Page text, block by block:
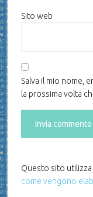
Sito web
Salva il mio nome,
la prossima volta
Questo sito
come vengono